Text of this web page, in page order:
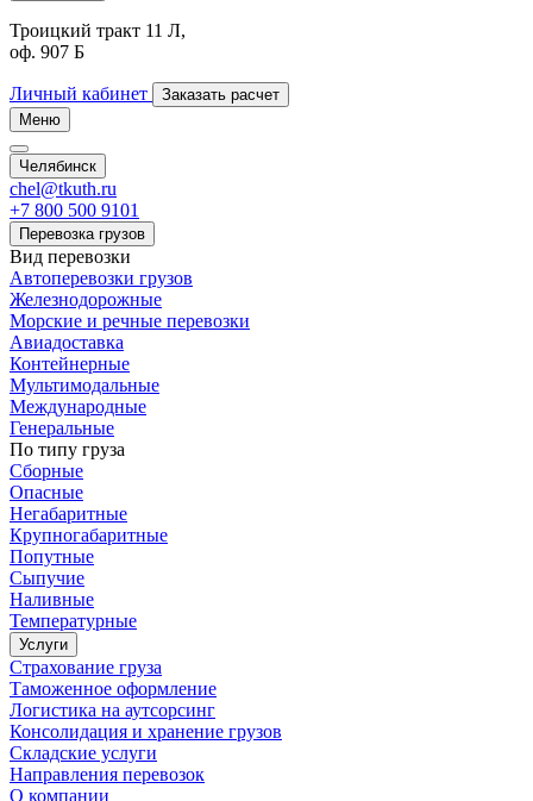
Троицкий тракт 11 Л,
оф. 907 Б
Личный кабинет
Заказать расчет
Меню
Челябинск
chel@tkuth.ru
+7 800 500 9101
Перевозка грузов
Вид перевозки
Автоперевозки грузов
Железнодорожные
Морские и речные перевозки
Авиадоставка
Контейнерные
Мультимодальные
Международные
Генеральные
По типу груза
Сборные
Опасные
Негабаритные
Крупногабаритные
Попутные
Сыпучие
Наливные
Температурные
Услуги
Страхование груза
Таможенное оформление
Логистика на аутсорсинг
Консолидация и хранение грузов
Складские услуги
Направления перевозок
О компании